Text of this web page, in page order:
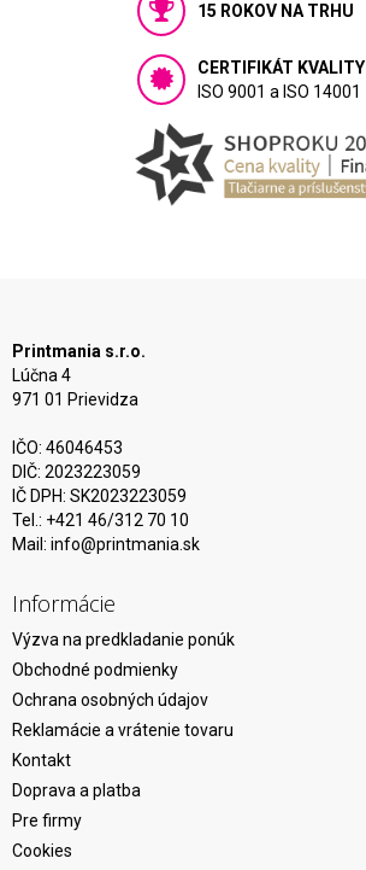
15 ROKOV NA TRHU
CERTIFIKÁT KVALITY
ISO 9001 a ISO 14001
Printmania s.r.o.
Lúčna 4
971 01 Prievidza
IČO: 46046453
DIČ: 2023223059
IČ DPH: SK2023223059
Tel.: +421 46/312 70 10
Mail: info@printmania.sk
Informácie
Výzva na predkladanie ponúk
Obchodné podmienky
Ochrana osobných údajov
Reklamácie a vrátenie tovaru
Kontakt
Doprava a platba
Pre firmy
Cookies